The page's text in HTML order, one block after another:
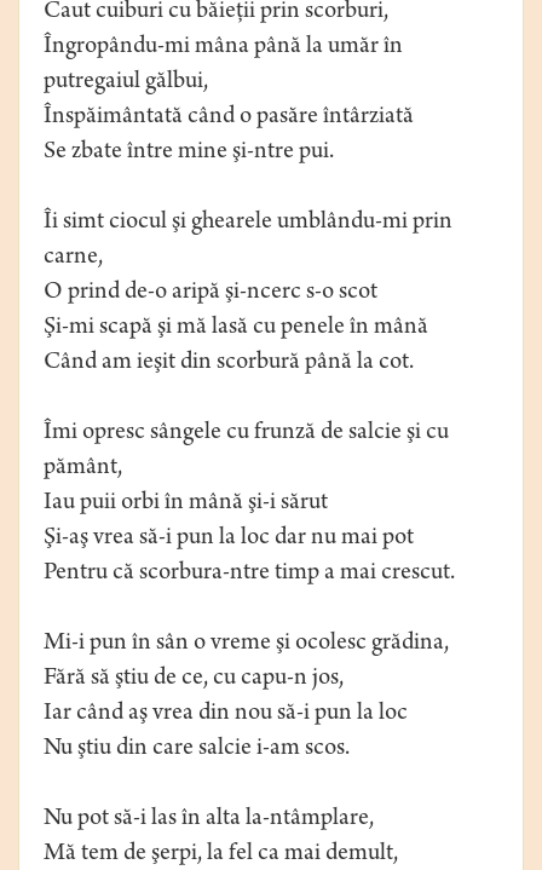
Caut cuiburi cu băieţii prin scorburi,
Îngropându-mi mâna până la umăr în
putregaiul gălbui,
Înspăimântată când o pasăre întârziată
Se zbate între mine şi-ntre pui.
Îi simt ciocul şi ghearele umblându-mi prin
carne,
O prind de-o aripă şi-ncerc s-o scot
Şi-mi scapă şi mă lasă cu penele în mână
Când am ieşit din scorbură până la cot.
Îmi opresc sângele cu frunză de salcie şi cu
pământ,
Iau puii orbi în mână şi-i sărut
Şi-aş vrea să-i pun la loc dar nu mai pot
Pentru că scorbura-ntre timp a mai crescut.
Mi-i pun în sân o vreme şi ocolesc grădina,
Fără să ştiu de ce, cu capu-n jos,
Iar când aş vrea din nou să-i pun la loc
Nu ştiu din care salcie i-am scos.
Nu pot să-i las în alta la-ntâmplare,
Mă tem de şerpi, la fel ca mai demult,